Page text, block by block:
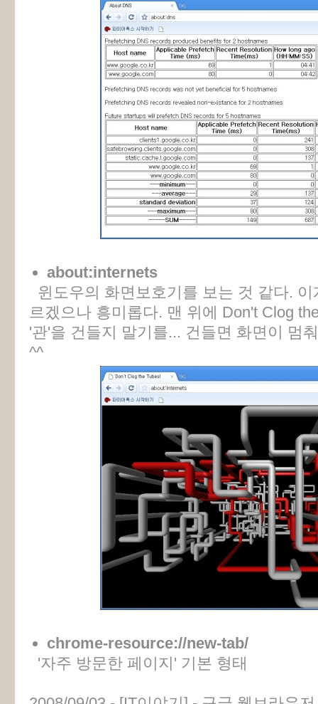
about:internets
윈도우의 화면보호기를 보는 것 같다.
르겠으나 흥미롭다. 맨 위에 Don't Clog
'관'을 건들지 말기를... 건들면 화면이 멈
^^
chrome-resource://new-tab/
'자주 방문한 페이지' 기본 형태